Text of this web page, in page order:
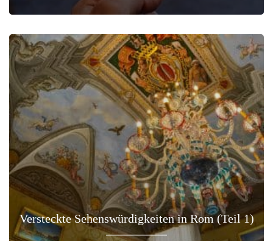
Versteckte Sehenswürdigkeiten in Rom (Teil 1)